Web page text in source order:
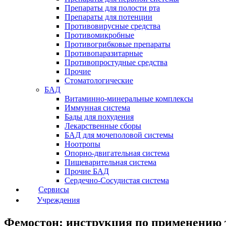
Препараты для полости рта
Препараты для потенции
Противовирусные средства
Противомикробные
Противогрибковые препараты
Противопаразитарные
Противопростудные средства
Прочие
Стоматологические
БАД
Витаминно-минеральные комплексы
Иммунная система
Бады для похудения
Лекарственные сборы
БАД для мочеполовой системы
Ноотропы
Опорно-двигательная система
Пищеварительная система
Прочие БАД
Сердечно-Сосудистая система
Сервисы
Учреждения
Фемостон: инструкция по применению